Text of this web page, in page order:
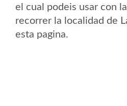
el cual podeis usar con
recorrer la localidad de
esta pagina.